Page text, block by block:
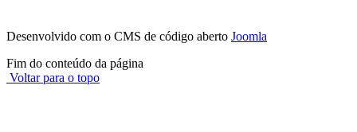
Desenvolvido com o CMS de código aberto Joomla
Fim do conteúdo da página
Voltar para o topo